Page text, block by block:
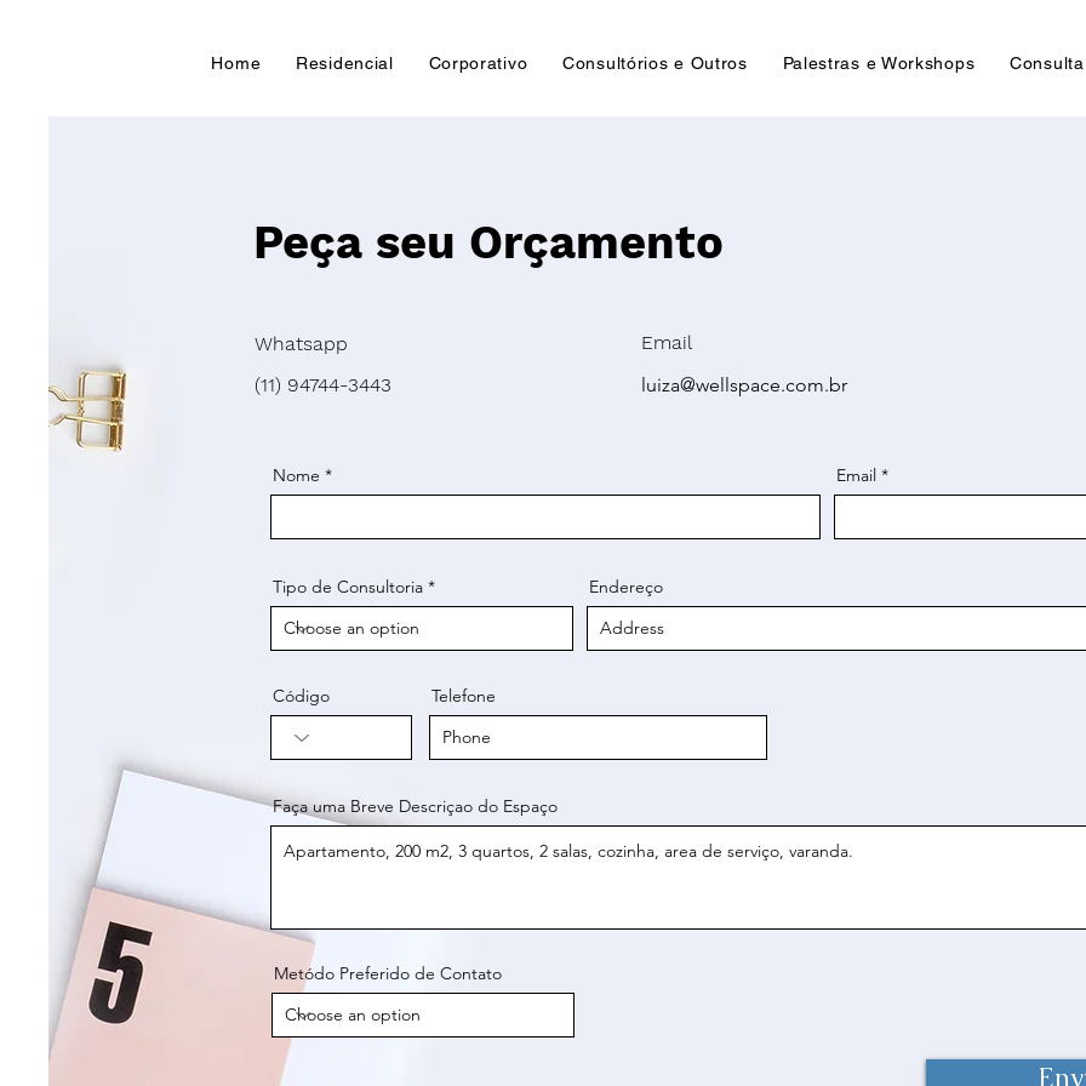
Home Residencial Corporativo Consultórios e Outros Palestras e Workshops
Peça seu Orçamento
Whatsapp
(11) 94744-3443
Email
luiza@wellspace.com.br
Nome Email
Tipo de Consultoria Endereço
Código Telefone
Faça uma Breve Descriçao do Espaço
Metódo Preferido de Contato